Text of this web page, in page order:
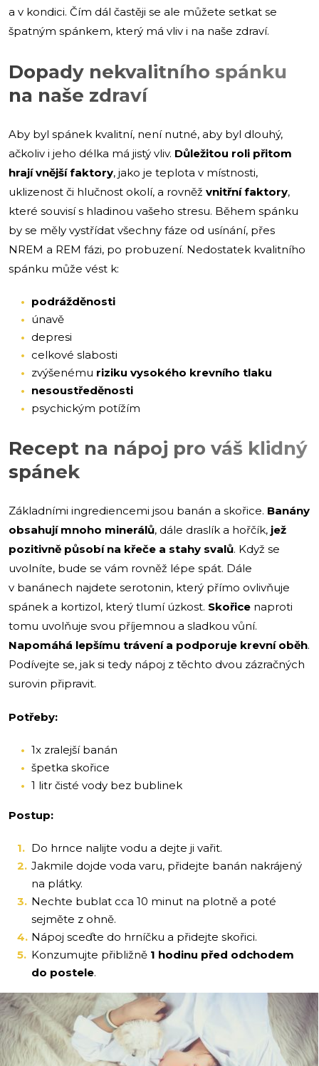
a v kondici. Čím dál častěji se ale můžete setkat se
špatným spánkem, který má vliv i na naše zdraví.
Dopady nekvalitního spánku
na naše zdraví
Aby byl spánek kvalitní, není nutné, aby byl dlouhý,
ačkoliv i jeho délka má jistý vliv. Důležitou roli přitom
hrají vnější faktory, jako je teplota v místnosti,
uklizenost či hlučnost okolí, a rovněž vnitřní faktory,
které souvisí s hladinou vašeho stresu. Během spánku
by se měly vystřídat všechny fáze od usínání, přes
NREM a REM fázi, po probuzení. Nedostatek kvalitního
spánku může vést k:
podrážděnosti
únavě
depresi
celkové slabosti
zvýšenému riziku vysokého krevního tlaku
nesoustředěnosti
psychickým potížím
Recept na nápoj pro váš klidný
spánek
Základními ingrediencemi jsou banán a skořice. Banány
obsahují mnoho minerálů, dále draslík a hořčík, jež
pozitivně působí na křeče a stahy svalů. Když se
uvolníte, bude se vám rovněž lépe spát. Dále
v banánech najdete serotonin, který přímo ovlivňuje
spánek a kortizol, který tlumí úzkost. Skořice naproti
tomu uvolňuje svou příjemnou a sladkou vůní.
Napomáhá lepšímu trávení a podporuje krevní oběh.
Podívejte se, jak si tedy nápoj z těchto dvou zázračných
surovin připravit.
Potřeby:
1x zralejší banán
špetka skořice
1 litr čisté vody bez bublinek
Postup:
Do hrnce nalijte vodu a dejte ji vařit.
Jakmile dojde voda varu, přidejte banán nakrájený
na plátky.
Nechte bublat cca 10 minut na plotně a poté
sejměte z ohně.
Nápoj sceďte do hrníčku a přidejte skořici.
Konzumujte přibližně 1 hodinu před odchodem
do postele.